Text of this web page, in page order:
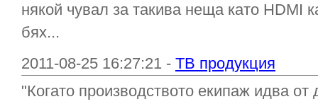
някой чувал за такива неща като HDMI
бях...
2011-08-25 16:27:21 - ТВ продукция
"Когато производството екипаж идва от